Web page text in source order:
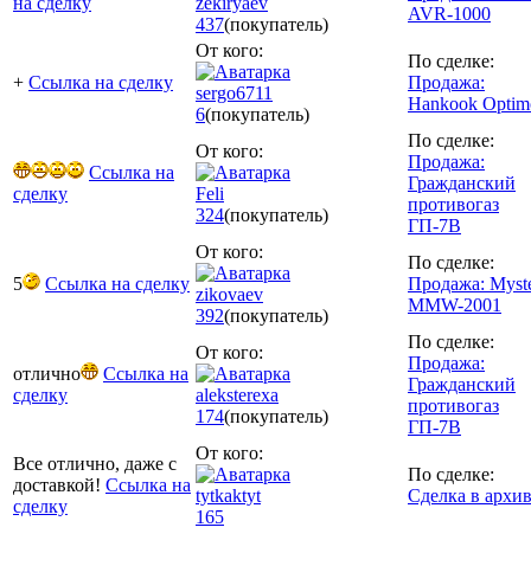
437(покупатель)
AVR-1000
+ Ссылка на сделку
От кого:
sergo6711
6(покупатель)
По сделке:
Продажа:
Hankook
Ссылка на
сделку
От кого:
Feli
324(покупатель)
По сделке:
Продажа:
Гражданский
противогаз
ГП-7В
5 Ссылка на сделку
От кого:
zikovaev
392(покупатель)
По сделке:
Продажа:
MMW-2001
отлично
Ссылка на
сделку
От кого:
aleksterexa
174(покупатель)
По сделке:
Продажа:
Гражданский
противогаз
ГП-7В
Все отлично, даже с
доставкой! Ссылка на
сделку
От кого:
tytkaktyt
165
По сделке:
Сделка в